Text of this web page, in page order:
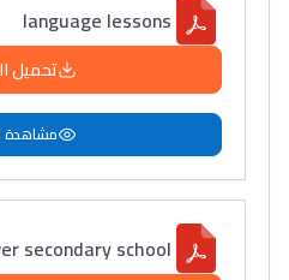
language lessons
تحميل
مشاهدة
secondary school